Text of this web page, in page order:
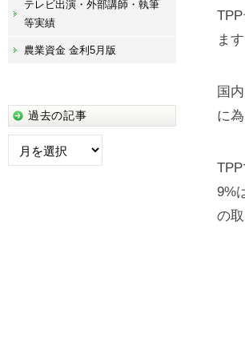
ま
国
に
9%
の
テレビ出演・外部講師・執筆
等実績
農業資金 金利5月版
過去の記事
過